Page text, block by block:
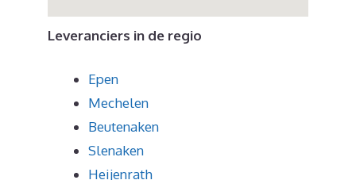
Leveranciers in de regio
Epen
Mechelen
Beutenaken
Slenaken
Heijenrath